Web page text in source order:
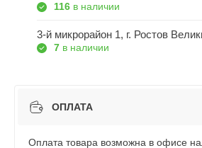
116 в наличии
3-й микрорайон 1, г. Ростов
7 в наличии
ОПЛАТА
Оплата товара возможна в офисе